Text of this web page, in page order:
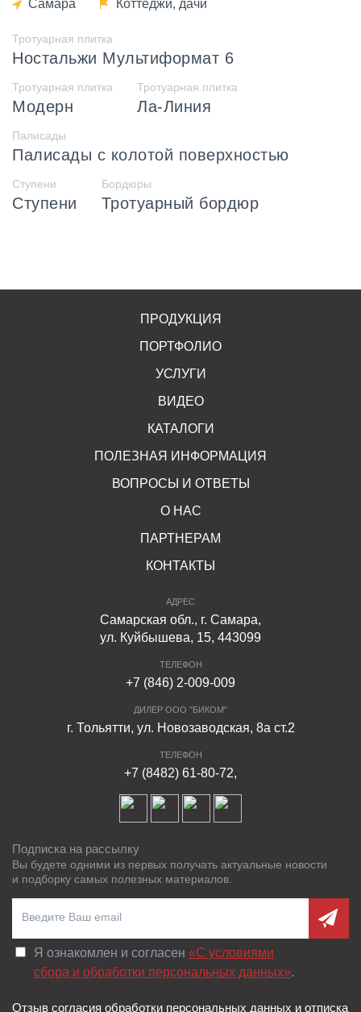
Самара Коттеджи, дачи
Тротуарная плитка
Ностальжи Мультиформат 6
Тротуарная плитка
Модерн
Тротуарная плитка
Ла-Линия
Палисады
Палисады с колотой поверхностью
Ступени
Ступени
Бордюры
Тротуарный бордюр
ПРОДУКЦИЯ
ПОРТФОЛИО
УСЛУГИ
ВИДЕО
КАТАЛОГИ
ПОЛЕЗНАЯ ИНФОРМАЦИЯ
ВОПРОСЫ И ОТВЕТЫ
О НАС
ПАРТНЕРАМ
КОНТАКТЫ
АДРЕС
Самарская обл., г. Самара,
ул. Куйбышева, 15, 443099
ТЕЛЕФОН
+7 (846) 2-009-009
ДИЛЕР ООО "БИКОМ"
г. Тольятти, ул. Новозаводская, 8а ст.2
ТЕЛЕФОН
+7 (8482) 61-80-72,
Подписка на рассылку
Вы будете одними из первых получать актуальные новости
и подборку самых полезных материалов.
Я ознакомлен и согласен «C условиями
сбора и обработки персональных данных».
Отзыв согласия обработки персональных данных и отписка